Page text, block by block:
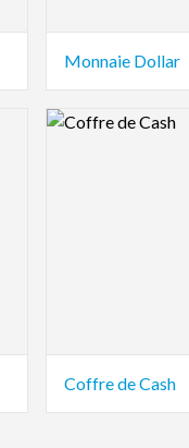
Monnaie Dollar
Logo Preview Image
Coffre de Cash